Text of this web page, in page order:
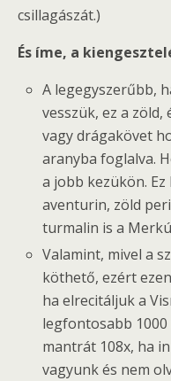
csillagászát.)
És íme, a
A legegyszerűbb,
vesszük, ez a
vagy drágakövet
aranyba foglalva.
a jobb kezükön.
aventurin, zöld
turmalin is a
Valamint, mivel a
köthető, ezért
ha elrecitáljuk a
legfontosabb 1000
mantrát 108x, ha
vagyunk és nem